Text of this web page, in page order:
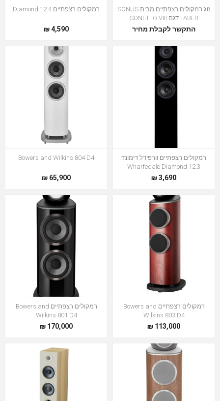
זוג רמקולים רצפתיים מבית SONUS
FABER דגם SONETTO VIII
התקשר לקבלת מחיר
רמקולים רצפתיים Diamond 12.4
4,590 ₪
רמקולים רצפתיים וורפידל דימונד
Wharfedale Diamond 12.3
3,690 ₪
Bowers and Wilkins 804 D4
65,900 ₪
רמקולים רצפתיים Bowers and
Wilkins 803 D4
113,000 ₪
רמקולים רצפתיים Bowers and
Wilkins 801 D4
170,000 ₪